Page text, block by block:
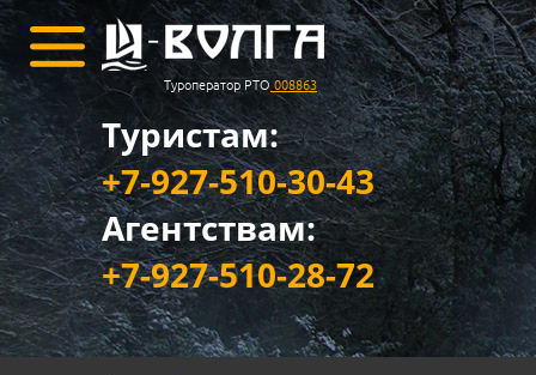
Туроператор РТО 008863
Туристам:
+7-927-510-30-43
Агентствам:
+7-927-510-28-72